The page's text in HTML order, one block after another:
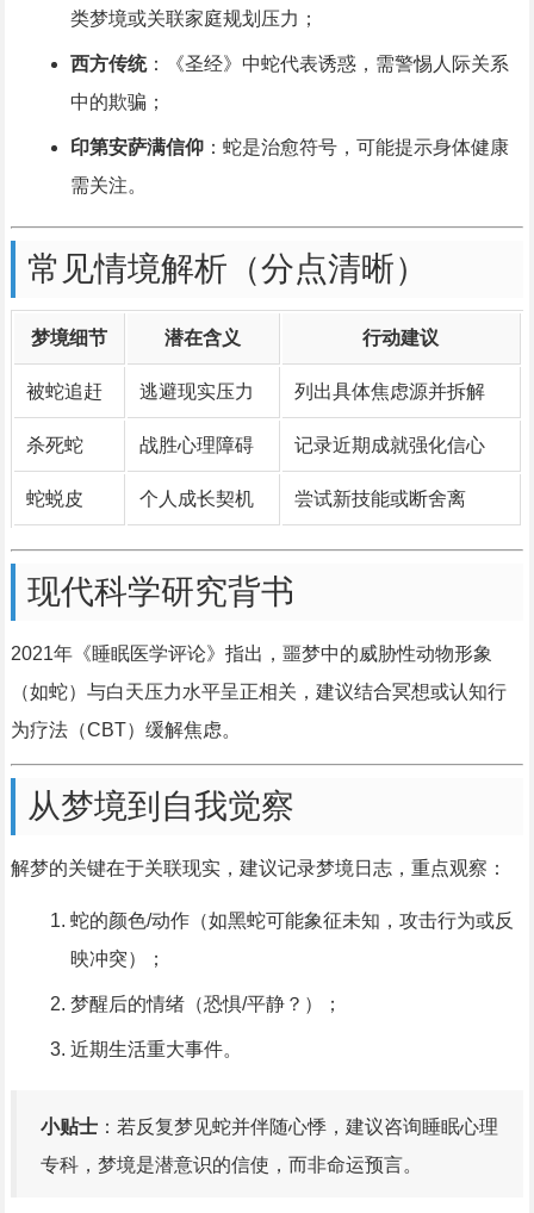
类梦境或关联家庭规划压力；
西方传统：《圣经》中蛇代表诱惑，需警惕人际关系
中的欺骗；
印第安萨满信仰：蛇是治愈符号，可能提示身体健康
需关注。
常见情境解析（分点清晰）
梦境细节 潜在含义 行动建议
被蛇追赶 逃避现实压力 列出具体焦虑源并拆解
杀死蛇 战胜心理障碍 记录近期成就强化信心
蛇蜕皮 个人成长契机 尝试新技能或断舍离
现代科学研究背书
2021年《睡眠医学评论》指出，噩梦中的威胁性动物形象
（如蛇）与白天压力水平呈正相关，建议结合冥想或认知行
为疗法（CBT）缓解焦虑。
从梦境到自我觉察
解梦的关键在于关联现实，建议记录梦境日志，重点观察：
蛇的颜色/动作（如黑蛇可能象征未知，攻击行为或反
映冲突）；
梦醒后的情绪（恐惧/平静？）；
近期生活重大事件。
小贴士：若反复梦见蛇并伴随心悸，建议咨询睡眠心理
专科，梦境是潜意识的信使，而非命运预言。